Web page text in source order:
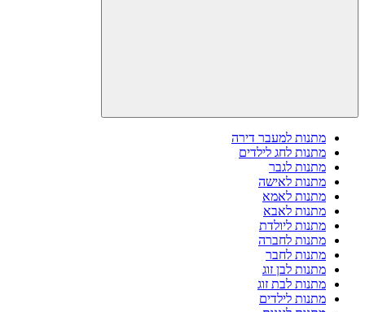
מתנות למעבר דירה
מתנות לחג לילדים
מתנות לגבר
מתנות לאישה
מתנות לאמא
מתנות לאבא
מתנות ליולדת
מתנות לחברה
מתנות לחבר
מתנות לבן זוג
מתנות לבת זוג
מתנות לילדים